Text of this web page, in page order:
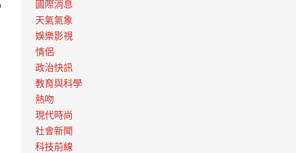
國際消息
天氣氣象
娛樂影視
情侶
政治快訊
教育與科學
熱吻
現代時尚
社會新聞
科技前線